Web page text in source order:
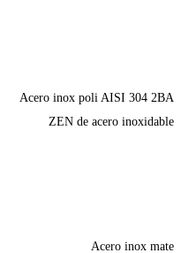
Acero inox poli AISI 304 2BA
ZEN de acero inoxidable
Acero inox mate